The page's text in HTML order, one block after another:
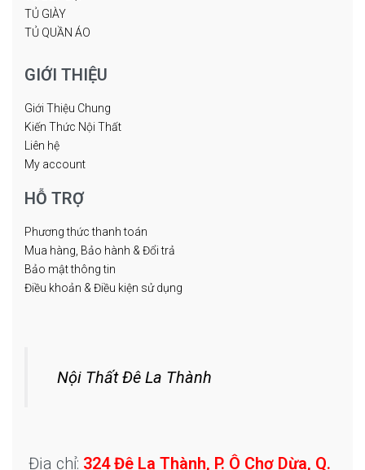
TỦ GIÀY
TỦ QUẦN ÁO
GIỚI THIỆU
Giới Thiệu Chung
Kiến Thức Nội Thất
Liên hệ
My account
HỖ TRỢ
Phương thức thanh toán
Mua hàng, Bảo hành & Đổi trả
Bảo mật thông tin
Điều khoản & Điều kiện sử dụng
Nội Thất Đê La Thành
Địa chỉ: 324 Đê La Thành, P. Ô Chợ Dừa, Q.